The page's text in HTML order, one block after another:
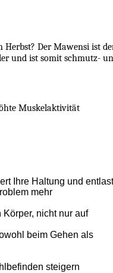
Herbst? Der Mawensi ist
und ist somit schmutz-
Muskelaktivität
Ihre Haltung und
mehr
nicht nur auf
beim Gehen als
steigern